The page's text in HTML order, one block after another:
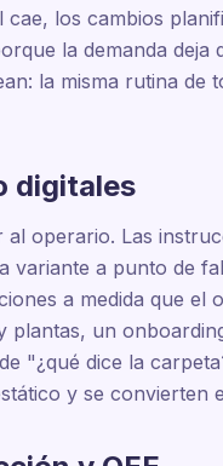
los cambios
la demanda deja
la misma rutina
digitales
operario. Las
a punto de
a medida que el
un
"¿qué dice la
y se convierten